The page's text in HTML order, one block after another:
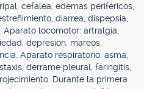
cefalea, edemas periféricos,
diarrea, dispepsia,
locomotor: artralgia,
depresión, mareos,
Aparato respiratorio: asma,
derrame pleural, faringitis,
Durante la primera